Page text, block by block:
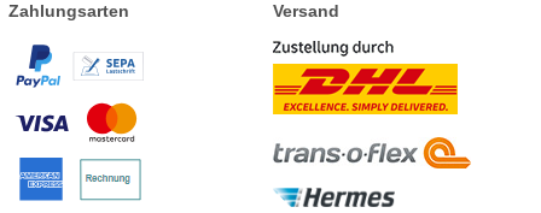
Zahlungsarten Versand